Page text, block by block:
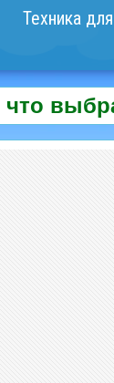
Техника
что